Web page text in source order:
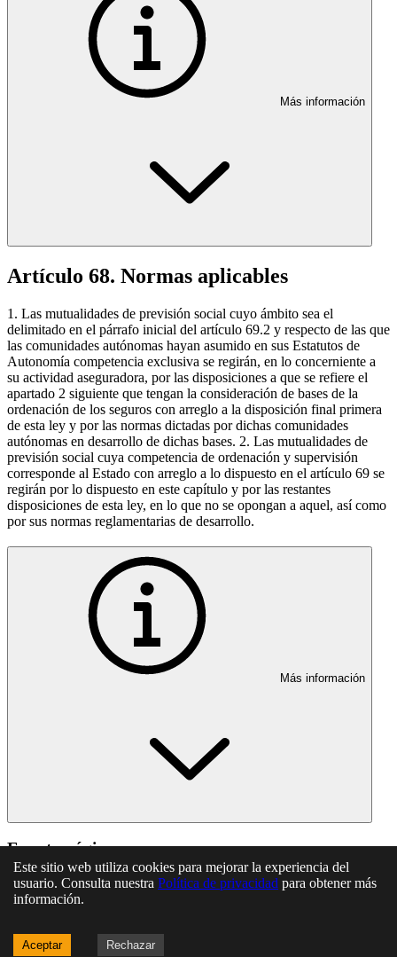
Más información
Artículo 68. Normas aplicables
1. Las mutualidades de previsión social cuyo ámbito sea el
delimitado en el párrafo inicial del artículo 69.2 y respecto de las que
las comunidades autónomas hayan asumido en sus Estatutos de
Autonomía competencia exclusiva se regirán, en lo concerniente a
su actividad aseguradora, por las disposiciones a que se refiere el
apartado 2 siguiente que tengan la consideración de bases de la
ordenación de los seguros con arreglo a la disposición final primera
de esta ley y por las normas dictadas por dichas comunidades
autónomas en desarrollo de dichas bases. 2. Las mutualidades de
previsión social cuya competencia de ordenación y supervisión
corresponde al Estado con arreglo a lo dispuesto en el artículo 69 se
regirán por lo dispuesto en este capítulo y por las restantes
disposiciones de esta ley, en lo que no se opongan a aquel, así como
por sus normas reglamentarias de desarrollo.
Más información
En esta página
Artículo 64. Concepto y requisitos
Artículo 65. Ámbito de cobertura y prestaciones
Artículo 67. Fondo mutual y garantías financieras
Artículo 68. Normas aplicables
Este sitio web utiliza cookies para mejorar la experiencia del
usuario. Consulta nuestra Política de privacidad para obtener más
información.
Aceptar Rechazar